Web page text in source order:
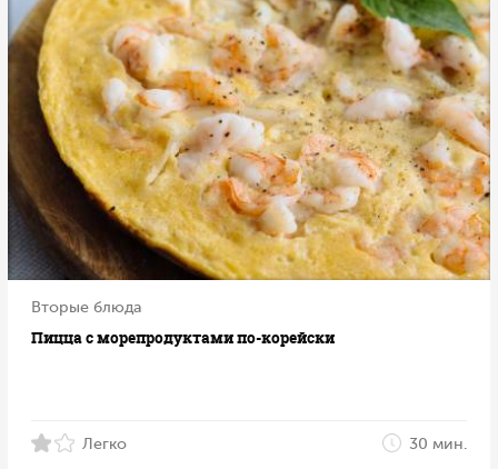
Вторые блюда
Пицца с морепродуктами по-корейски
Легко 30 мин.